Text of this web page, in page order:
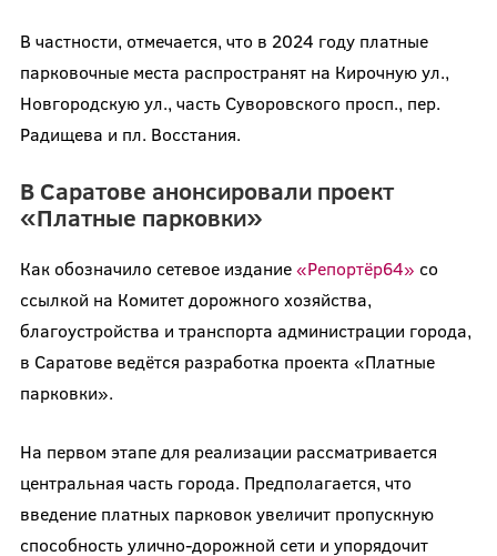
В частности, отмечается, что в 2024 году платные
парковочные места распространят на Кирочную ул.,
Новгородскую ул., часть Суворовского просп., пер.
Радищева и пл. Восстания.
В Саратове анонсировали проект
«Платные парковки»
Как обозначило сетевое издание«Репортёр64» со
ссылкой на Комитет дорожного хозяйства,
благоустройства и транспорта администрации города,
в Саратове ведётся разработка проекта «Платные
парковки».
На первом этапе для реализации рассматривается
центральная часть города. Предполагается, что
введение платных парковок увеличит пропускную
способность улично-дорожной сети и упорядочит